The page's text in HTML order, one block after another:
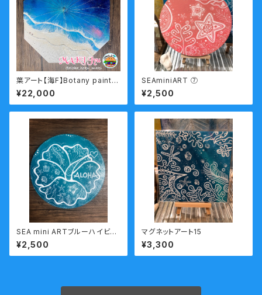
葉アート【海F】Botany paintin
g
¥22,000
SEAminiART ⑦
¥2,500
SEA mini ARTブルーハイビス
カス
¥2,500
マグネットアート15
¥3,300